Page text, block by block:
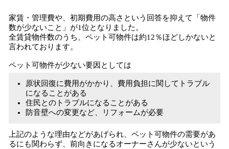
家賃・管理費や、初期費用の高さという回答を抑えて「物件
数が少ないこと」が1位となりました。
全賃貸物件数のうち、ペット可物件は約12％ほどしかないと
言われております。
ペット可物件が少ない要因としては
原状回復に費用がかかり、費用負担に関してトラブル
になることがある
住民とのトラブルになることがある
防音壁への変更など、リフォームが必要
上記のような理由などがあげられ、ペット可物件の需要があ
るにも関わらず、前向きになるオーナーさんが少ないという